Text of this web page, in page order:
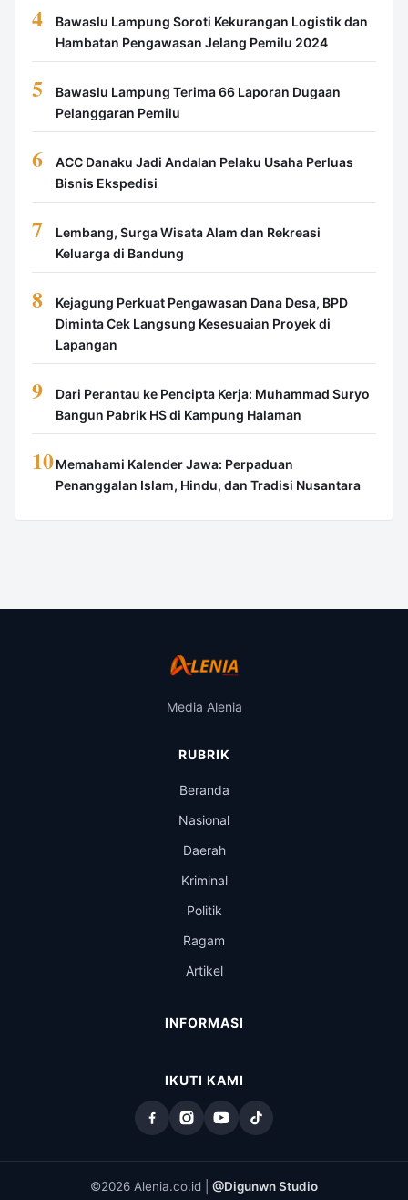
4
Bawaslu Lampung Soroti Kekurangan Logistik dan
Hambatan Pengawasan Jelang Pemilu 2024
5
Bawaslu Lampung Terima 66 Laporan Dugaan
Pelanggaran Pemilu
6
ACC Danaku Jadi Andalan Pelaku Usaha Perluas
Bisnis Ekspedisi
7
Lembang, Surga Wisata Alam dan Rekreasi
Keluarga di Bandung
8
Kejagung Perkuat Pengawasan Dana Desa, BPD
Diminta Cek Langsung Kesesuaian Proyek di
Lapangan
9
Dari Perantau ke Pencipta Kerja: Muhammad Suryo
Bangun Pabrik HS di Kampung Halaman
10Memahami Kalender Jawa: Perpaduan
Penanggalan Islam, Hindu, dan Tradisi Nusantara
Media Alenia
RUBRIK
Beranda
Nasional
Daerah
Kriminal
Politik
Ragam
Artikel
INFORMASI
IKUTI KAMI
©2026 Alenia.co.id | @Digunwn Studio